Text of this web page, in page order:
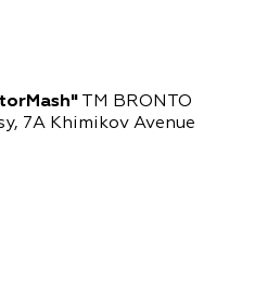
TM BRONTO
7A Khimikov Avenue